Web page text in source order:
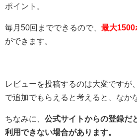
ポイント。
毎月50回までできるので、 最大1500
ができます。
レビューを投稿するのは大変ですが
で追加でもらえると考えると、なか
ちなみに、 公式サイトからの登録だ
利用できない場合があります。